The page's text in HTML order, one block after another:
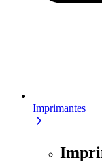
Imprimantes